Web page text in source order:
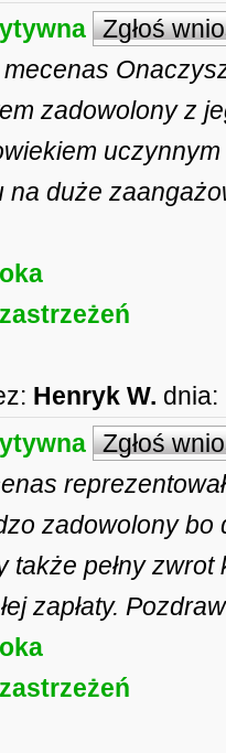
Zgłoś
zadowolony z
na duże
Henryk W. dnia:
Zgłoś
zadowolony bo
także pełny
zapłaty.